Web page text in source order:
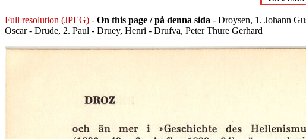
Full resolution (JPEG) - On this page / på denna sida - Droysen, 1. Johann
Oscar - Drude, 2. Paul - Druey, Henri - Drufva, Peter Thure Gerhard